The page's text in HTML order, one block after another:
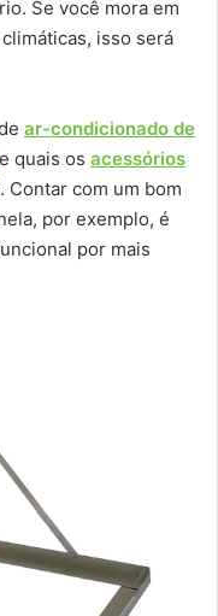
Se você mora em
isso será
ar-condicionado de
e quais os acessórios
Contar com um bom
por exemplo, é
por mais